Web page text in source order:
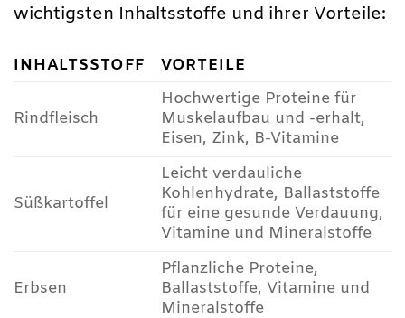
wichtigsten Inhaltsstoffe und ihrer Vorteile:
INHALTSSTOFF VORTEILE
Rindfleisch
Hochwertige Proteine für
Muskelaufbau und -erhalt,
Eisen, Zink, B-Vitamine
Süßkartoffel
Leicht verdauliche
Kohlenhydrate, Ballaststoffe
für eine gesunde Verdauung,
Vitamine und Mineralstoffe
Erbsen
Pflanzliche Proteine,
Ballaststoffe, Vitamine und
Mineralstoffe